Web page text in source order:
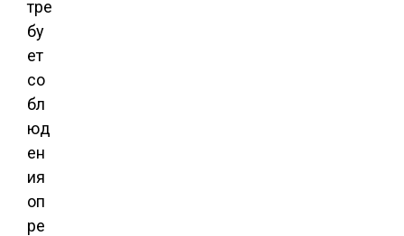
тре
бу
ет
со
бл
юд
ен
ия
оп
ре